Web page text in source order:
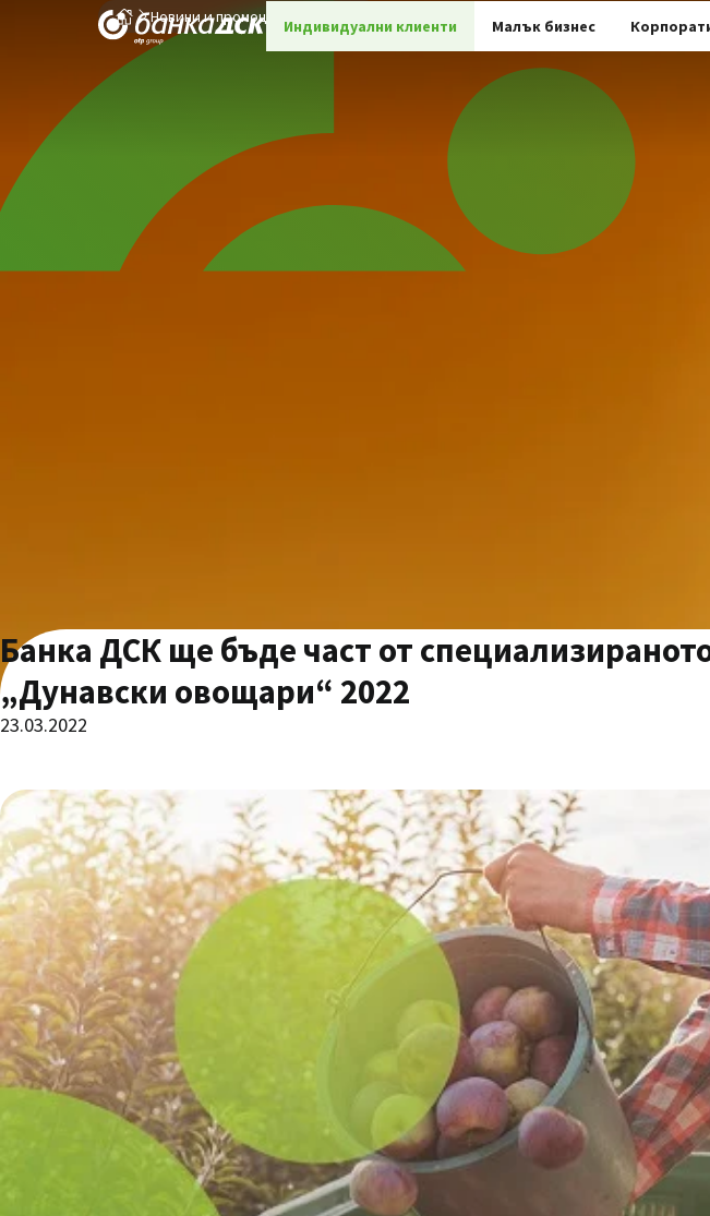
Индивидуални клиенти Малък бизнес
Новини и промоции
Банка ДСК ще бъде част от
„Дунавски овощари“ 2022
23.03.2022